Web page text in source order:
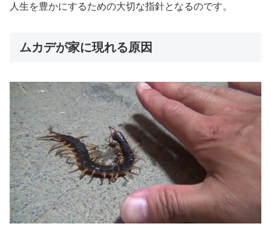
人生を豊かにするための大切な指針となるのです。
ムカデが家に現れる原因